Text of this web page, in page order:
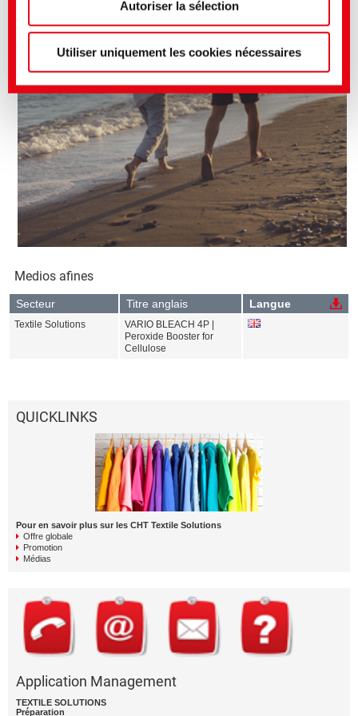
Autoriser la sélection
Utiliser uniquement les cookies nécessaires
Medios afines
Secteur Titre anglais Langue
Textile Solutions
VARIO BLEACH 4P |
Peroxide Booster for
Cellulose
QUICKLINKS
Pour en savoir plus sur les CHT Textile Solutions
Offre globale
Promotion
Médias
Application Management
TEXTILE SOLUTIONS
Préparation